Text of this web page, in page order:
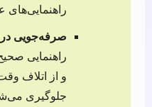
راهنمایی‌های
صرفه‌جویی
راهنمایی
و از اتلاف
جلوگیری